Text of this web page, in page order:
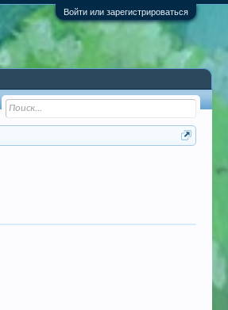
Войти или зарегистрироваться